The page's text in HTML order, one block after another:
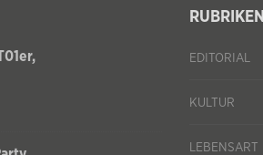
RUBRIKEN
EDITORIAL
KULTUR
LEBENSART